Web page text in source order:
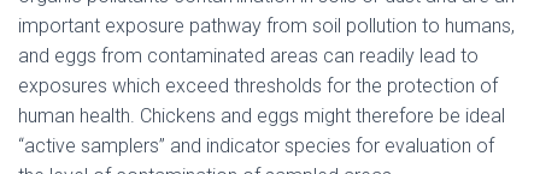
important exposure pathway from soil pollution to humans,
and eggs from contaminated areas can readily lead to
exposures which exceed thresholds for the protection of
human health. Chickens and eggs might therefore be ideal
“active samplers” and indicator species for evaluation of